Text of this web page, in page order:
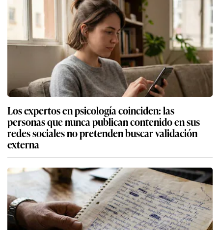
Los expertos en psicología coinciden: las
personas que nunca publican contenido en sus
redes sociales no pretenden buscar validación
externa